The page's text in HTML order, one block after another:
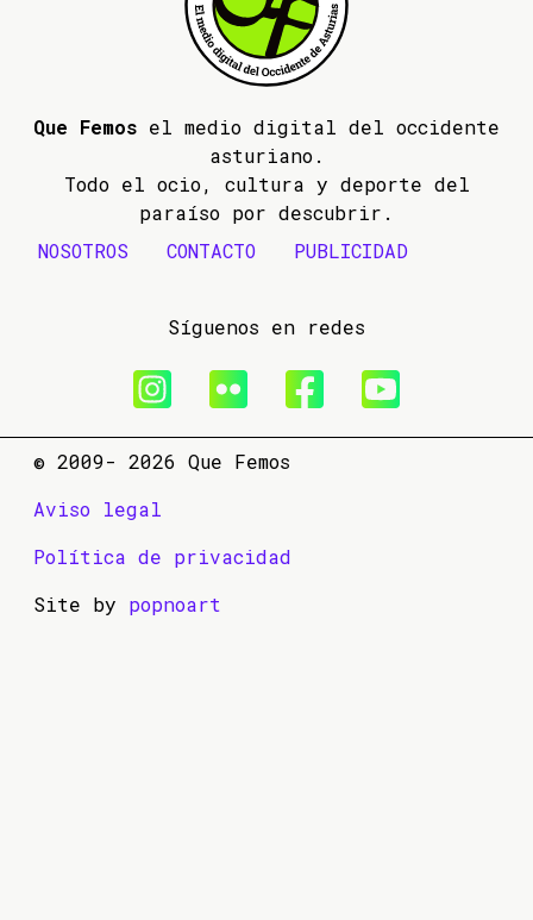
Que Femos el medio digital del occidente
asturiano.
Todo el ocio, cultura y deporte del
paraíso por descubrir.
NOSOTROS
CONTACTO PUBLICIDAD
Síguenos en redes
© 2009- 2026 Que Femos
Aviso legal
Política de privacidad
Site by popnoart